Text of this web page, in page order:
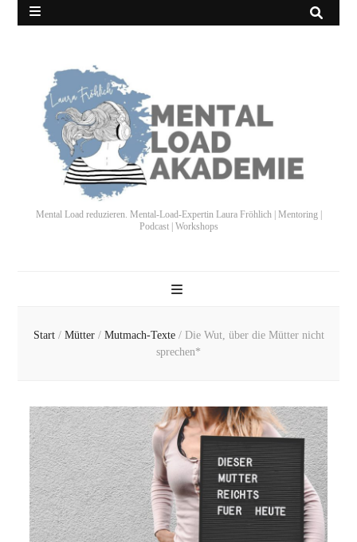
Mental Load reduzieren. Mental-Load-Expertin Laura Fröhlich | Mentoring |
Podcast | Workshops
Start / Mütter / Mutmach-Texte / Die Wut, über die Mütter nicht
sprechen*